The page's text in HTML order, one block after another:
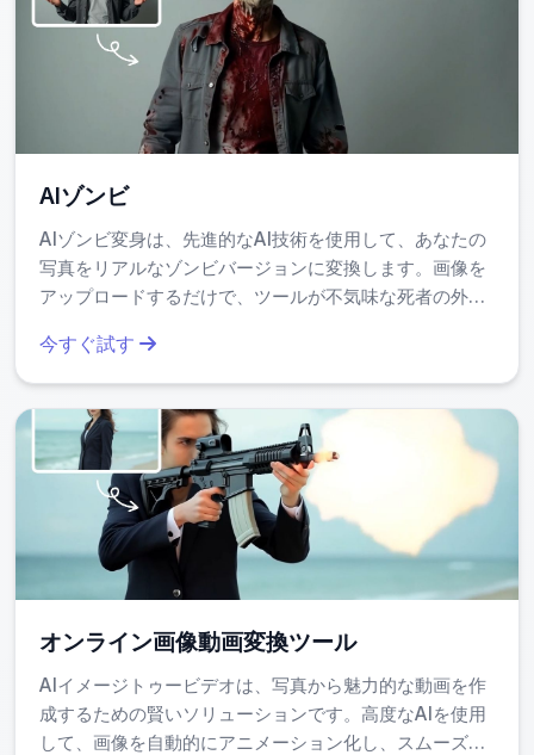
このサービスはすべてクラウド上での処理であり、あなたの
画像やデータはサーバーに保存されません。生成完了後、す
ぐにダウンロード可能な形式で提供されるため、個人情報漏
洩のリスクは極めて低いです。Google CloudやAWSのセキュ
リティ基準に基づいた設計になっており、企業利用にも安心
AIゾンビ
AIゾンビ変身は、先進的なAI技術を使用して、あなたの
写真をリアルなゾンビバージョンに変換します。画像を
アップロードするだけで、ツールが不気味な死者の外見
ロウィーンやパーティー、ソーシャルメディアで友人を
驚かせるのに最適です。今すぐ試して、ユニークで寒さ
を感じる変身を体験してください！
今すぐ試す
オンライン画像動画変換ツール
AIイメージトゥービデオは、写真から魅力的な動画を作
成するための賢いソリューションです。高度なAIを使用
して、画像を自動的にアニメーション化し、スムーズな